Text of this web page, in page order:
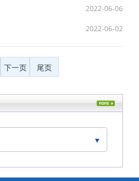
2022-06-06
2022-06-02
下一页 尾页